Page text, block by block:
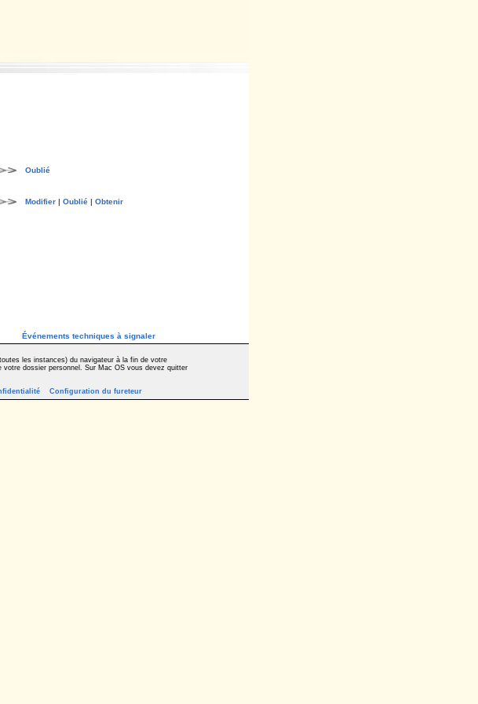
Oublié
Modifier | Oublié | Obtenir
Événements techniques à signaler
les instances) du navigateur à la fin de votre
dossier personnel. Sur Mac OS vous devez quitter
Configuration du fureteur